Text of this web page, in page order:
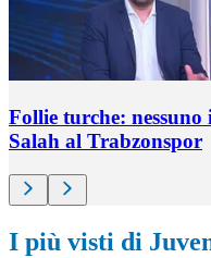
Follie turche:
Salah al Trabzonspor
I più visti di